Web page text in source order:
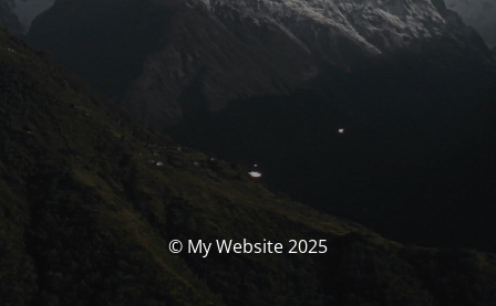
© My Website 2025